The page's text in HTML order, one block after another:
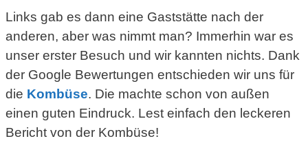
Links gab es dann eine Gaststätte nach der
anderen, aber was nimmt man? Immerhin war es
unser erster Besuch und wir kannten nichts. Dank
der Google Bewertungen entschieden wir uns für
die Kombüse. Die machte schon von außen
einen guten Eindruck. Lest einfach den leckeren
Bericht von der Kombüse!